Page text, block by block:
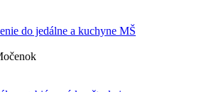
do jedálne a kuchyne MŠ